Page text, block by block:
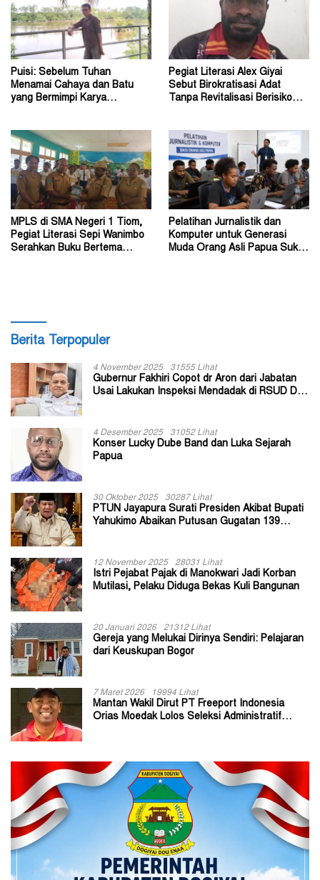
Puisi: Sebelum Tuhan
Menamai Cahaya dan Batu
yang Bermimpi Karya
Pegiat Literasi Alex Giyai
Sebut Birokratisasi Adat
Tanpa Revitalisasi Berisiko
MPLS di SMA Negeri 1 Tiom,
Pegiat Literasi Sepi Wanimbo
Serahkan Buku Bertema
Pelatihan Jurnalistik dan
Komputer untuk Generasi
Muda Orang Asli Papua Suku
Berita Terpopuler
4 November 2025 31555 Lihat
Gubernur Fakhiri Copot dr Aron dari Jabatan
Usai Lakukan Inspeksi Mendadak di RSUD Dok
4 Desember 2025 31052 Lihat
Konser Lucky Dube Band dan Luka Sejarah
Papua
30 Oktober 2025 30287 Lihat
PTUN Jayapura Surati Presiden Akibat Bupati
Yahukimo Abaikan Putusan Gugatan 139
12 November 2025 28031 Lihat
Istri Pejabat Pajak di Manokwari Jadi Korban
Mutilasi, Pelaku Diduga Bekas Kuli Bangunan
20 Januari 2026 21312 Lihat
Gereja yang Melukai Dirinya Sendiri: Pelajaran
dari Keuskupan Bogor
7 Maret 2026 19994 Lihat
Mantan Wakil Dirut PT Freeport Indonesia
Orias Moedak Lolos Seleksi Administratif